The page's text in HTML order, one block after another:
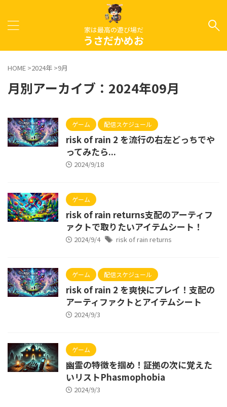
家は最高の遊び場だ
うさだかめお
HOME >2024年 >9月
月別アーカイブ：2024年09月
ゲーム 配信スケジュール
risk of rain 2 を流行の右左どっちでや
ってみたら...
2024/9/18
ゲーム
risk of rain returns支配のアーティフ
ァクトで取りたいアイテムシート！
2024/9/4 risk of rain returns
ゲーム 配信スケジュール
risk of rain 2 を爽快にプレイ！支配の
アーティファクトとアイテムシート
2024/9/3
ゲーム
幽霊の特徴を掴め！証拠の次に覚えた
いリストPhasmophobia
2024/9/3